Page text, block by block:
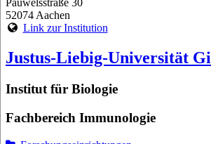
Pauwelsstraße 30
52074 Aachen
Link zur Institution
Justus-Liebig-Universität
Institut für Biologie
Fachbereich Immunologie